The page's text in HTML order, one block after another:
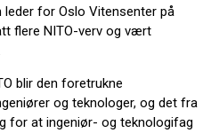
leder for Oslo Vitensenter på
flere NITO-verv og vært
blir den foretrukne
og teknologer, og det fra
for at ingeniør- og teknologifag